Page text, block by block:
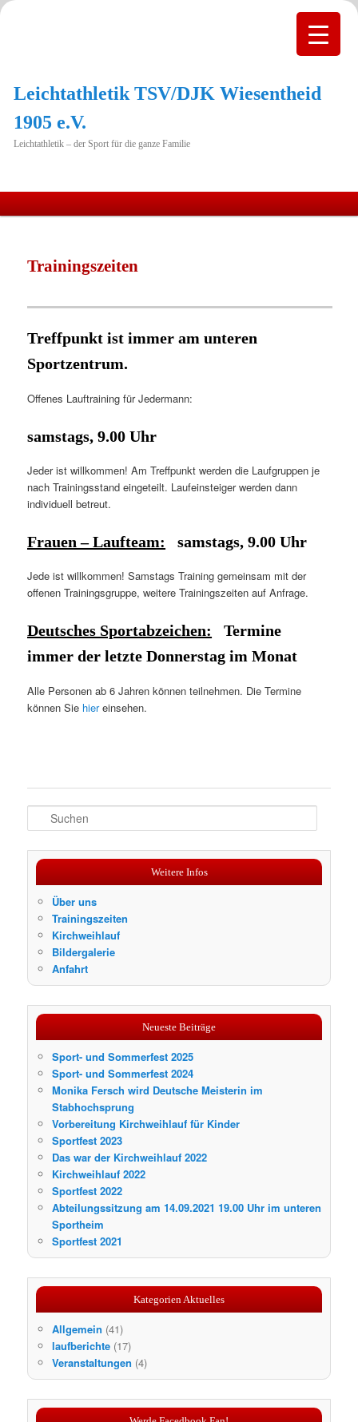
Leichtathletik TSV/DJK Wiesentheid
1905 e.V.
Leichtathletik – der Sport für die ganze Familie
springen
Trainingszeiten
Treffpunkt ist immer am unteren
Sportzentrum.
Offenes Lauftraining für Jedermann:
samstags, 9.00 Uhr
Jeder ist willkommen! Am Treffpunkt werden die Laufgruppen je
nach Trainingsstand eingeteilt. Laufeinsteiger werden dann
individuell betreut.
Frauen – Laufteam: samstags, 9.00 Uhr
Jede ist willkommen! Samstags Training gemeinsam mit der
offenen Trainingsgruppe, weitere Trainingszeiten auf Anfrage.
Deutsches Sportabzeichen: Termine
immer der letzte Donnerstag im Monat
Alle Personen ab 6 Jahren können teilnehmen. Die Termine
können Sie hiereinsehen.
u
Weitere Infos
Über uns
Trainingszeiten
Kirchweihlauf
Bildergalerie
Anfahrt
Neueste Beiträge
Sport- und Sommerfest 2025
Sport- und Sommerfest 2024
Monika Fersch wird Deutsche Meisterin im
Stabhochsprung
Vorbereitung Kirchweihlauf für Kinder
Sportfest 2023
Das war der Kirchweihlauf 2022
Kirchweihlauf 2022
Sportfest 2022
Abteilungssitzung am 14.09.2021 19.00 Uhr im unteren
Sportheim
Sportfest 2021
Kategorien Aktuelles
Allgemein (41)
laufberichte (17)
Veranstaltungen (4)